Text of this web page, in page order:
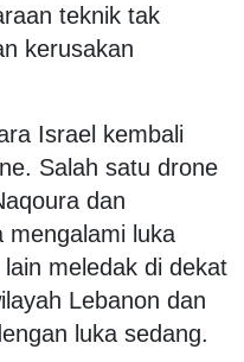
teknik tak
kerusakan
Israel kembali
Salah satu drone
dan
mengalami luka
meledak di dekat
Lebanon dan
luka sedang.